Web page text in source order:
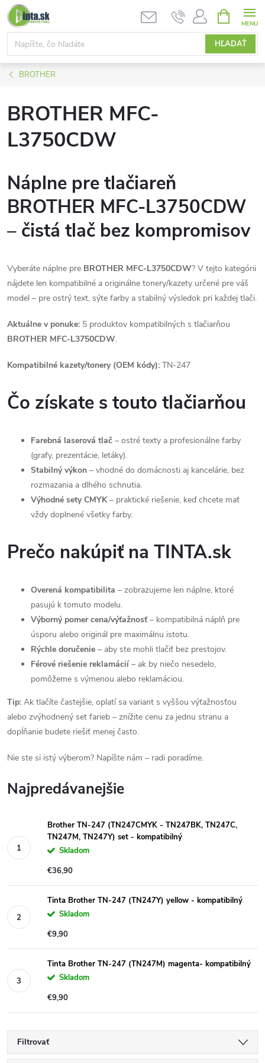
Prejsť
na
obsah
HĽADAŤ
KOŠÍK
BROTHER
BROTHER MFC-
L3750CDW
Náplne pre tlačiareň
BROTHER MFC-L3750CDW
– čistá tlač bez kompromisov
Vyberáte náplne pre BROTHER MFC-L3750CDW? V tejto kategórii
nájdete len kompatibilné a originálne tonery/kazety určené pre váš
model – pre ostrý text, sýte farby a stabilný výsledok pri každej tlači.
Aktuálne v ponuke: 5 produktov kompatibilných s tlačiarňou
BROTHER MFC-L3750CDW.
Kompatibilné kazety/tonery (OEM kódy): TN-247
Čo získate s touto tlačiarňou
Farebná laserová tlač – ostré texty a profesionálne farby
(grafy, prezentácie, letáky).
Stabilný výkon – vhodné do domácnosti aj kancelárie, bez
rozmazania a dlhého schnutia.
Výhodné sety CMYK– praktické riešenie, keď chcete mať
vždy doplnené všetky farby.
Prečo nakúpiť na TINTA.sk
Overená kompatibilita – zobrazujeme len náplne, ktoré
pasujú k tomuto modelu.
Výborný pomer cena/výťažnosť – kompatibilná náplň pre
úsporu alebo originál pre maximálnu istotu.
Rýchle doručenie – aby ste mohli tlačiť bez prestojov.
Férové riešenie reklamácií – ak by niečo nesedelo,
pomôžeme s výmenou alebo reklamáciou.
Tip: Ak tlačíte častejšie, oplatí sa variant s vyššou výťažnosťou
alebo zvýhodnený set farieb – znížite cenu za jednu stranu a
dopĺňanie budete riešiť menej často.
Nie ste si istý výberom? Napíšte nám – radi poradíme.
Najpredávanejšie
Brother TN-247 (TN247CMYK - TN247BK, TN247C,
TN247M, TN247Y) set - kompatibilný
Skladom
€36,90
Tinta Brother TN-247 (TN247Y) yellow - kompatibilný
Skladom
€9,90
Tinta Brother TN-247 (TN247M) magenta- kompatibilný
Skladom
€9,90
Filtrovať